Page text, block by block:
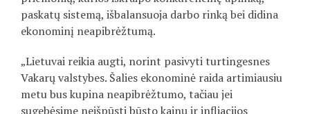
paskatų sistemą, išbalansuoja darbo rinką bei didina
ekonominį neapibrėžtumą.
„Lietuvai reikia augti, norint pasivyti turtingesnes
Vakarų valstybes. Šalies ekonominė raida artimiausiu
metu bus kupina neapibrėžtumo, tačiau jei
sugebėsime neišpūsti būsto kainų ir infliacijos